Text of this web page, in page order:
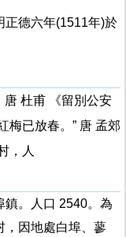
正德六年(1511年)於
唐 杜甫 《留別公安
梅已放春。” 唐 孟郊
，人
鎮。人口 2540。為
，因地處白埠、蓼